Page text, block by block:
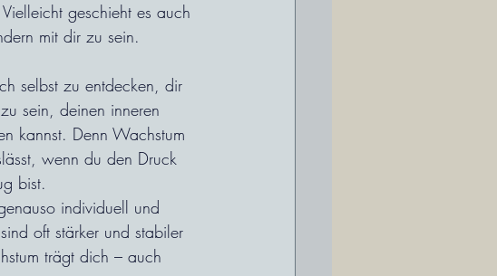
geschieht es auch
mit dir zu sein.
selbst zu entdecken, dir
sein, deinen inneren
kannst. Denn Wachstum
wenn du den Druck
bist.
individuell und
oft stärker und stabiler
trägt dich – auch